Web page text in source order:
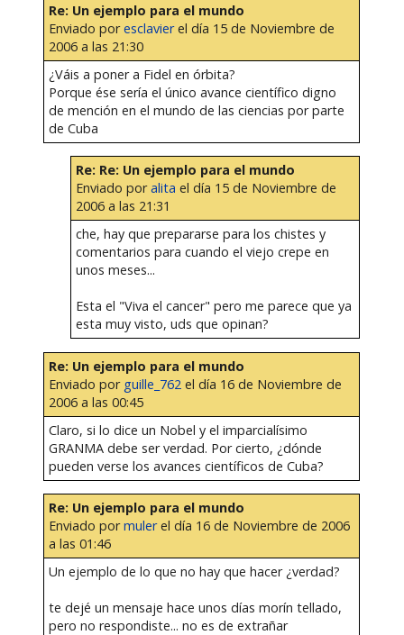
Re: Un ejemplo para el mundo
Enviado poresclavierel día 15 de Noviembre de
2006 a las 21:30
¿Váis a poner a Fidel en órbita?
Porque ése sería el único avance científico digno
de mención en el mundo de las ciencias por parte
de Cuba
Re: Re: Un ejemplo para el mundo
Enviado poralita el día 15 de Noviembre de
2006 a las 21:31
che, hay que prepararse para los chistes y
comentarios para cuando el viejo crepe en
unos meses...
Esta el "Viva el cancer" pero me parece que ya
esta muy visto, uds que opinan?
Re: Un ejemplo para el mundo
Enviado por guille_762 el día 16 de Noviembre de
2006 a las 00:45
Claro, si lo dice un Nobel y el imparcialísimo
GRANMA debe ser verdad. Por cierto, ¿dónde
pueden verse los avances científicos de Cuba?
Re: Un ejemplo para el mundo
Enviado pormulerel día 16 de Noviembre de 2006
a las 01:46
Un ejemplo de lo que no hay que hacer ¿verdad?
te dejé un mensaje hace unos días morín tellado,
pero no respondiste... no es de extrañar